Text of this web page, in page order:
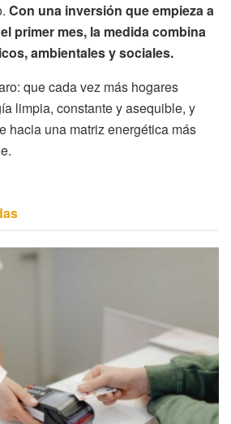
Con una inversión que empieza a
primer mes, la medida combina
ambientales y sociales.
que cada vez más hogares
limpia, constante y asequible, y
hacia una matriz energética más